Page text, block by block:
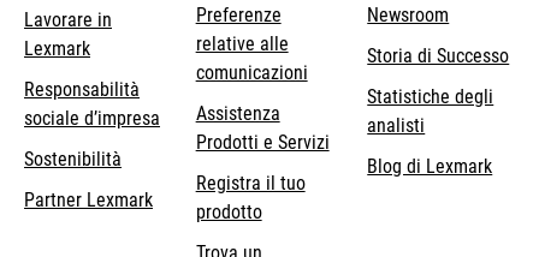
Lavorare in
Lexmark
Responsabilità
sociale d’impresa
Sostenibilità
Partner Lexmark
Preferenze
relative alle
comunicazioni
Assistenza
Prodotti e Servizi
Registra il tuo
prodotto
Newsroom
Storia di Successo
Statistiche degli
analisti
Blog di Lexmark